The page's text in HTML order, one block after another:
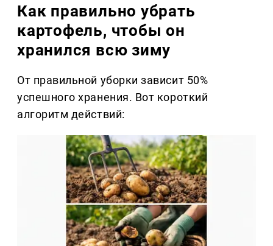
Как правильно убрать
картофель, чтобы он
хранился всю зиму
От правильной уборки зависит 50%
успешного хранения. Вот короткий
алгоритм действий: